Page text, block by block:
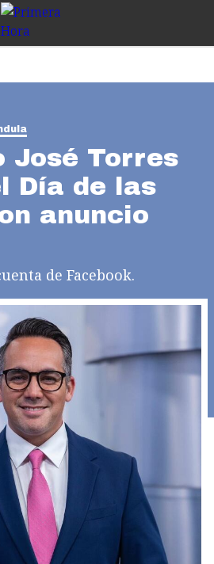
José Torres
Día de las
anuncio
de Facebook.